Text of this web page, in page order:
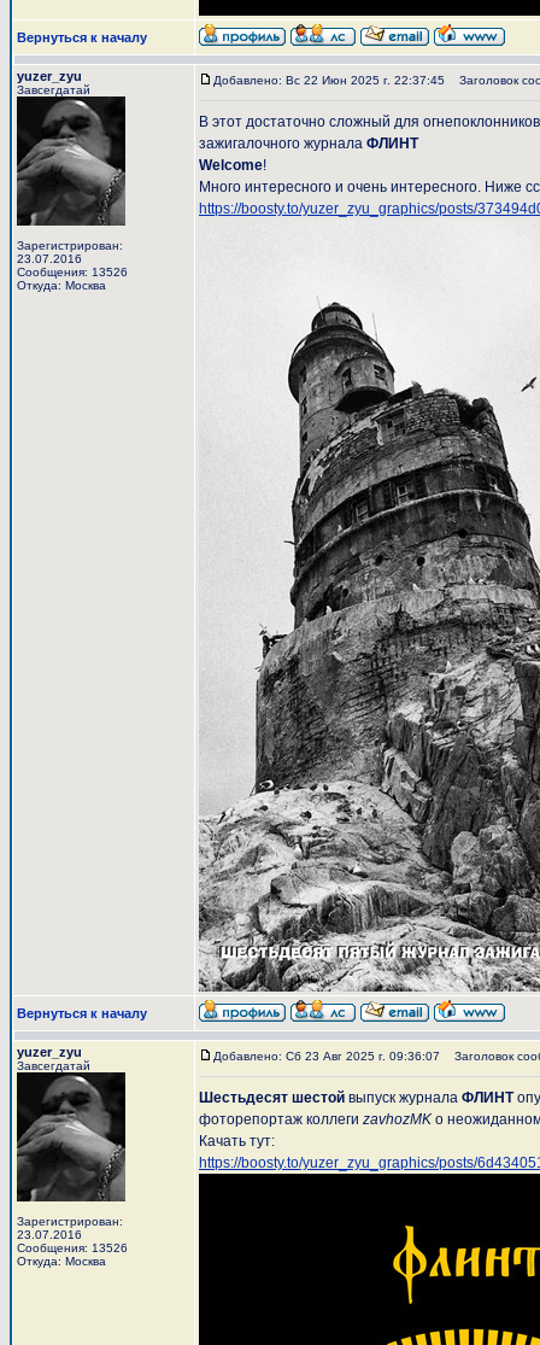
Вернуться к началу
yuzer_zyu
Завсегдатай
Зарегистрирован:
23.07.2016
Сообщения: 13526
Откуда: Москва
Добавлено: Вс 22 Июн 2025 г. 22:37:45 Заголовок
В этот достаточно сложный для
зажигалочного журнала ФЛИНТ
Welcome!
Много интересного и очень интересного. Ниже
https://boosty.to/yuzer_zyu_graphics/posts/
Вернуться к началу
yuzer_zyu
Завсегдатай
Зарегистрирован:
23.07.2016
Сообщения: 13526
Откуда: Москва
Добавлено: Сб 23 Авг 2025 г. 09:36:07 Заголовок
Шестьдесят шестой выпуск журнала ФЛИНТ
фоторепортаж коллеги zavhozMK о
Качать тут:
https://boosty.to/yuzer_zyu_graphics/posts/